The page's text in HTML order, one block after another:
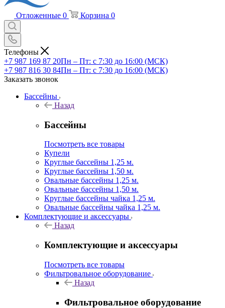
Отложенные 0 Корзина 0
Телефоны
+7 987 169 87 20Пн – Пт: с 7:30 до 16:00 (МСК)
+7 987 816 30 84Пн – Пт: с 7:30 до 16:00 (МСК)
Заказать звонок
Бассейны
Назад
Бассейны
Посмотреть все товары
Купели
Круглые бассейны 1,25 м.
Круглые бассейны 1,50 м.
Овальные бассейны 1,25 м.
Овальные бассейны 1,50 м.
Круглые бассейны чайка 1,25 м.
Овальные бассейны чайка 1,25 м.
Комплектующие и аксессуары
Назад
Комплектующие и аксессуары
Посмотреть все товары
Фильтровальное оборудование
Назад
Фильтровальное оборудование